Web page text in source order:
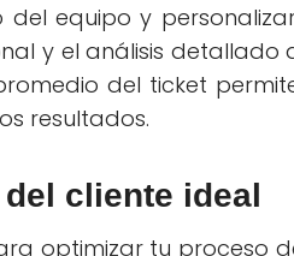
equipo y
y el análisis detallado
del ticket
resultados.
cliente ideal
optimizar tu proceso